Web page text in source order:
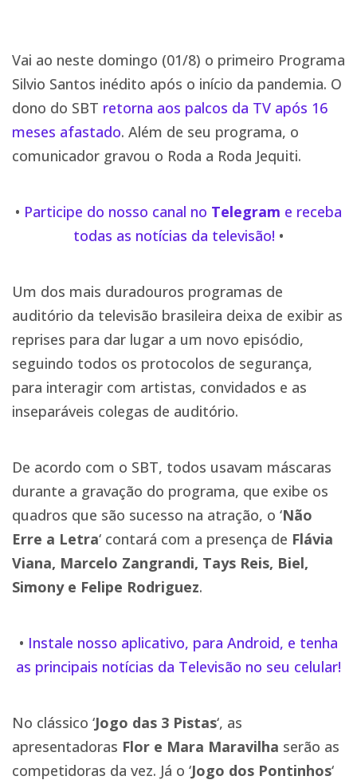
Vai ao neste domingo (01/8) o primeiro Programa
Silvio Santos inédito após o início da pandemia. O
dono do SBT retorna aos palcos da TV após 16
meses afastado. Além de seu programa, o
comunicador gravou o Roda a Roda Jequiti.
• Participe do nosso canal no Telegram e receba
todas as notícias da televisão! •
Um dos mais duradouros programas de
auditório da televisão brasileira deixa de exibir as
reprises para dar lugar a um novo episódio,
seguindo todos os protocolos de segurança,
para interagir com artistas, convidados e as
inseparáveis colegas de auditório.
De acordo com o SBT, todos usavam máscaras
durante a gravação do programa, que exibe os
quadros que são sucesso na atração, o ‘Não
Erre a Letra‘ contará com a presença de Flávia
Viana, Marcelo Zangrandi, Tays Reis, Biel,
Simony e Felipe Rodriguez.
• Instale nosso aplicativo, para Android, e tenha
as principais notícias da Televisão no seu celular!
No clássico ‘Jogo das 3 Pistas‘, as
apresentadoras Flor e Mara Maravilha serão as
competidoras da vez. Já o ‘Jogo dos Pontinhos‘